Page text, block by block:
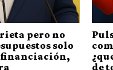
pero no
solo
financiación,
de